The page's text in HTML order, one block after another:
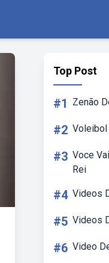
Top Post
#1 Zenão
#2
#3 Voce
Rei
#4 Videos
#5 Videos
#6 Video